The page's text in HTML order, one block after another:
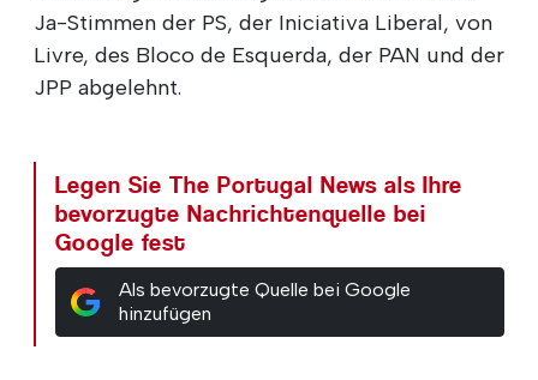
Ja-Stimmen der PS, der Iniciativa Liberal, von
Livre, des Bloco de Esquerda, der PAN und der
JPP abgelehnt.
Legen Sie The Portugal News als Ihre
bevorzugte Nachrichtenquelle bei
Google fest
Als bevorzugte Quelle bei Google
hinzufügen